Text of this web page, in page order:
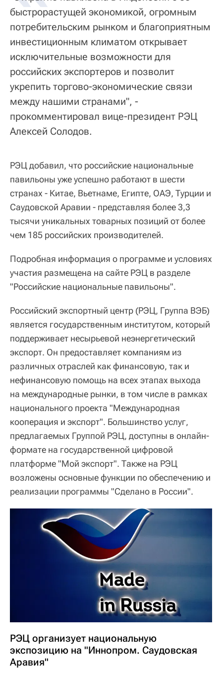
быстрорастущей экономикой, огромным
потребительским рынком и благоприятным
инвестиционным климатом открывает
исключительные возможности для
российских экспортеров и позволит
укрепить торгово-экономические связи
между нашими странами", -
прокомментировал вице-президент РЭЦ
Алексей Солодов.
РЭЦ добавил, что российские национальные
павильоны уже успешно работают в шести
странах - Китае, Вьетнаме, Египте, ОАЭ, Турции и
Саудовской Аравии - представляя более 3,3
тысячи уникальных товарных позиций от более
чем 185 российских производителей.
Подробная информация о программе и условиях
участия размещена на сайте РЭЦ в разделе
"Российские национальные павильоны".
Российский экспортный центр (РЭЦ, Группа ВЭБ)
является государственным институтом, который
поддерживает несырьевой неэнергетический
экспорт. Он предоставляет компаниям из
различных отраслей как финансовую, так и
нефинансовую помощь на всех этапах выхода
на международные рынки, в том числе в рамках
национального проекта "Международная
кооперация и экспорт". Большинство услуг,
предлагаемых Группой РЭЦ, доступны в онлайн-
формате на государственной цифровой
платформе "Мой экспорт". Также на РЭЦ
возложены основные функции по обеспечению и
реализации программы "Сделано в России".
РЭЦ организует национальную
экспозицию на "Иннопром. Саудовская
Аравия"